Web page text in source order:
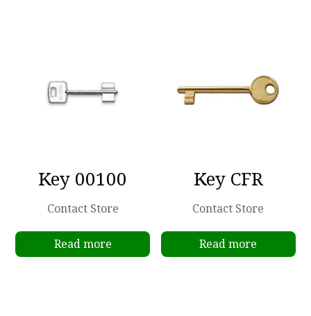
Key 00100
Contact Store
Read more
Key CFR
Contact Store
Read more